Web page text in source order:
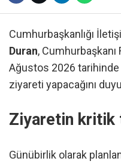
Cumhurbaşkanlığı
Duran, Cumhurbaşkanı
Ağustos 2026 tarihinde
ziyareti yapacağını
Ziyaretin kritik
Günübirlik olarak